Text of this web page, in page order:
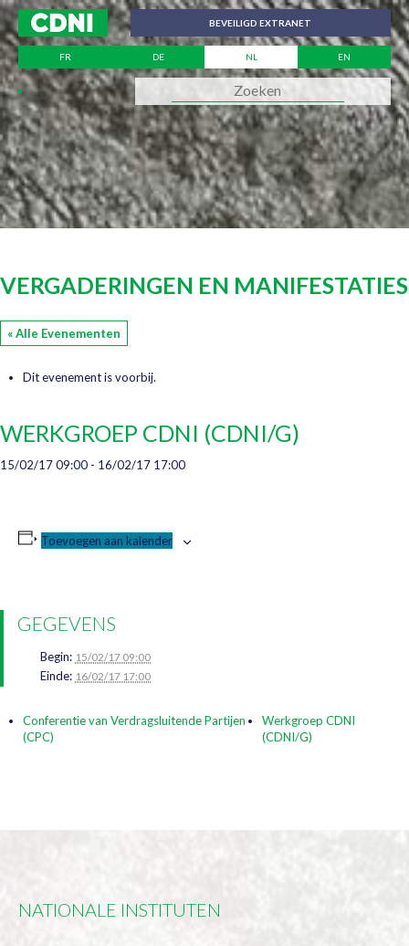
BEVEILIGD EXTRANET
FR DE NL EN
VERGADERINGEN EN MANIFESTATIES
« Alle Evenementen
Dit evenement is voorbij.
WERKGROEP CDNI (CDNI/G)
15/02/17 09:00 - 16/02/17 17:00
Toevoegen aan kalender
GEGEVENS
Begin: 15/02/17 09:00
Einde: 16/02/17 17:00
Conferentie van Verdragsluitende Partijen
(CPC)
Werkgroep CDNI
(CDNI/G)
NATIONALE INSTITUTEN
Cookies beheer paneel